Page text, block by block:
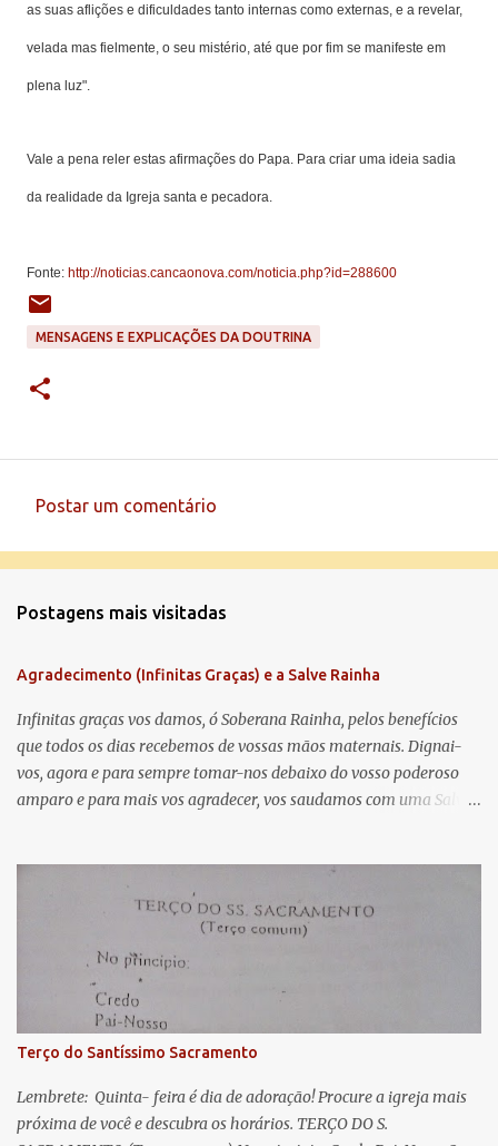
as suas aflições e dificuldades tanto internas como externas, e a revelar,
velada mas fielmente, o seu mistério, até que por fim se manifeste em
plena luz".
Vale a pena reler estas afirmações do Papa. Para criar uma ideia sadia
da realidade da Igreja santa e pecadora.
Fonte: http://noticias.cancaonova.com/noticia.php?id=288600
MENSAGENS E EXPLICAÇÕES DA DOUTRINA
e
t
á
r
i
o
Postar um comentário
Postagens mais visitadas
Agradecimento (Infinitas Graças) e a Salve Rainha
Infinitas graças vos damos, ó Soberana Rainha, pelos benefícios
que todos os dias recebemos de vossas mãos maternais. Dignai-
vos, agora e para sempre tomar-nos debaixo do vosso poderoso
amparo e para mais vos agradecer, vos saudamos com uma Salve
lágrimas. Eia, pois, Advogada nossa, estes vossos olhos
misericordiosos a nós volvei, e depois deste desterro, mostrai-nos
Jesus. Bendito é o fruto do vosso ventre, ó clemente, ó piedosa, ó
doce e sempre Virgem Maria. Rogai por nós Santa Mãe de Deus.
Para que sejamos dignos das promessas de Cristo. Amém.
Terço do Santíssimo Sacramento
Lembrete: Quinta- feira é dia de adoração! Procure a igreja mais
próxima de você e descubra os horários. TERÇO DO S.